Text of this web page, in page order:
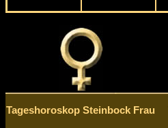
Tageshoroskop Steinbock Frau